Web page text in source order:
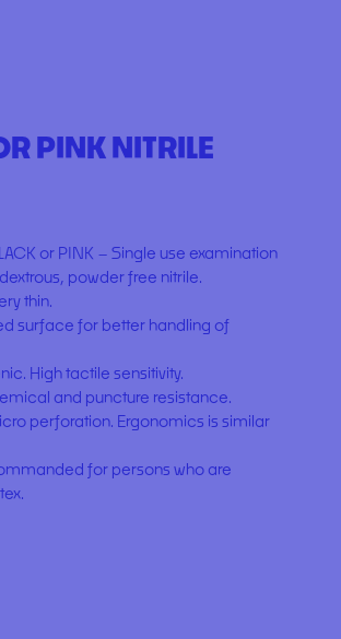
PINK NITRILE
or PINK – Single use examination
powder free nitrile.
thin.
surface for better handling of
High tactile sensitivity.
and puncture resistance.
perforation. Ergonomics is similar
for persons who are